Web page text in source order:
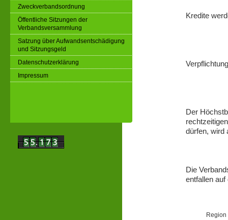
Kredite
Der
dürfen, wird
Die
entfallen auf
Zweckverbandsordnung
Öffentliche Sitzungen der
Verbandsversammlung
Satzung über Aufwandsentschädigung
und Sitzungsgeld
Datenschutzerklärung
Impressum